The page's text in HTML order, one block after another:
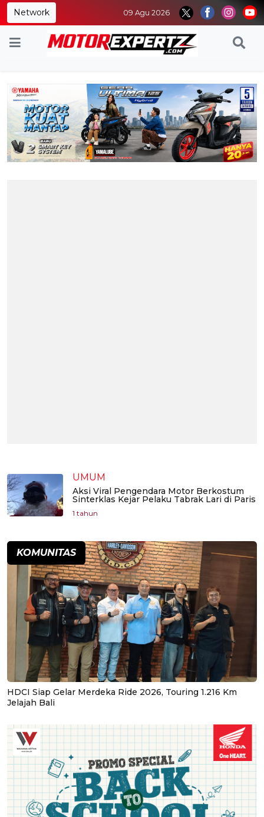
Network 09 Agu 2026
UMUM
Aksi Viral Pengendara Motor Berkostum
Sinterklas Kejar Pelaku Tabrak Lari di Paris
1 tahun
KOMUNITAS
HDCI Siap Gelar Merdeka Ride 2026, Touring 1.216 Km
Jelajah Bali